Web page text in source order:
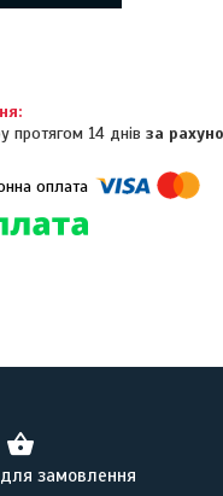
протягом 14 днівза
замовлення